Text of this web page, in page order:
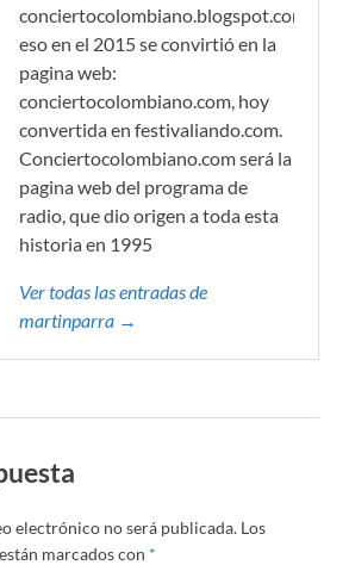
conciertocolombiano.blogspot.com,
eso en el 2015 se convirtió en la
pagina web:
conciertocolombiano.com, hoy
convertida en festivaliando.com.
Conciertocolombiano.com será la
pagina web del programa de
radio, que dio origen a toda esta
historia en 1995
Ver todas las entradas de
martinparra →
electrónico no será publicada. Los
marcados con *